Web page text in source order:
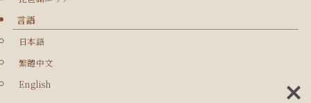
言語
日本語
繁體中文
English